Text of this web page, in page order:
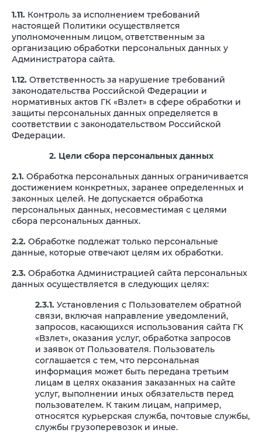
1.11. Контроль за исполнением требований
настоящей Политики осуществляется
уполномоченным лицом, ответственным за
организацию обработки персональных данных у
Администратора сайта.
1.12. Ответственность за нарушение требований
законодательства Российской Федерации и
нормативных актов ГК «Взлет» в сфере обработки и
защиты персональных данных определяется в
соответствии с законодательством Российской
Федерации.
2. Цели сбора персональных данных
2.1. Обработка персональных данных ограничивается
достижением конкретных, заранее определенных и
законных целей. Не допускается обработка
персональных данных, несовместимая с целями
сбора персональных данных.
2.2. Обработке подлежат только персональные
данные, которые отвечают целям их обработки.
2.3. Обработка Администрацией сайта персональных
данных осуществляется в следующих целях:
2.3.1. Установления с Пользователем обратной
связи, включая направление уведомлений,
запросов, касающихся использования сайта ГК
«Взлет», оказания услуг, обработка запросов
и заявок от Пользователя. Пользователь
соглашается с тем, что персональная
информация может быть передана третьим
лицам в целях оказания заказанных на сайте
услуг, выполнении иных обязательств перед
пользователем. К таким лицам, например,
относятся курьерская служба, почтовые службы,
службы грузоперевозок и иные.